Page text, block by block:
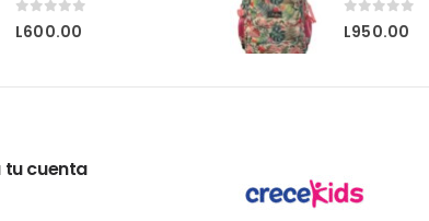
0out of 5
L600.00 0out of 5
L950.00
tu cuenta